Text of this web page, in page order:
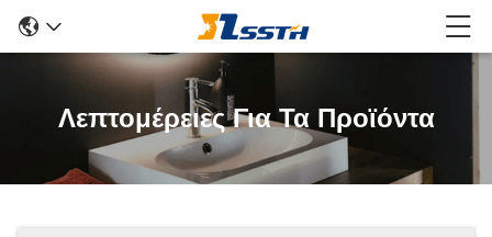
Λεπτομέρειες Για Τα Προϊόντα